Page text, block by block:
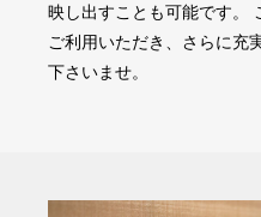
映し出すことも可能です。
ご利用いただき、さらに充
下さいませ。